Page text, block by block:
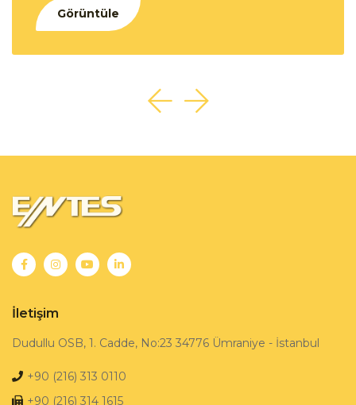
Görüntüle
İletişim
Dudullu OSB, 1. Cadde, No:23 34776 Ümraniye - İstanbul
+90 (216) 313 0110
+90 (216) 314 1615